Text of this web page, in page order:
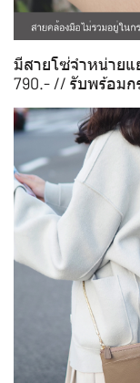
มีสายโซ่จำหน่ายแ
790.- // รับพร้อมก